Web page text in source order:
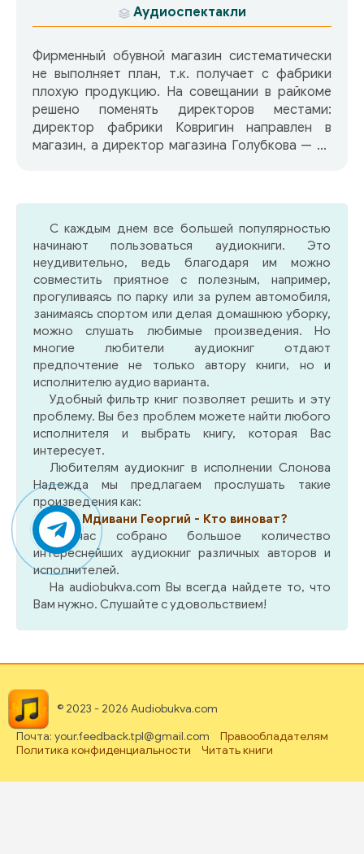
Аудиоспектакли
Фирменный обувной магазин систематически
не выполняет план, т.к. получает с фабрики
плохую продукцию. На совещании в райкоме
решено поменять директоров местами:
директор фабрики Ковригин направлен в
магазин, а директор магазина Голубкова — на
конечно, обувь — нарасхват…
С каждым днем все большей популярностью
начинают пользоваться аудиокниги. Это
неудивительно, ведь благодаря им можно
совместить приятное с полезным, например,
прогуливаясь по парку или за рулем автомобиля,
занимаясь спортом или делая домашнюю уборку,
можно слушать любимые произведения. Но
многие любители аудиокниг отдают
предпочтение не только автору книги, но и
исполнителю аудио варианта.
Удобный фильтр книг позволяет решить и эту
проблему. Вы без проблем можете найти любого
исполнителя и выбрать книгу, которая Вас
интересует.
Любителям аудиокниг в исполнении Слонова
Надежда мы предлагаем прослушать такие
произведения как:
Мдивани Георгий - Кто виноват?
У нас собрано большое количество
интереснейших аудиокниг различных авторов и
исполнителей.
На audiobukva.com Вы всегда найдете то, что
Вам нужно. Слушайте с удовольствием!
© 2023 - 2026 Audiobukva.com
Почта: your.feedback.tpl@gmail.com
Правообладателям
Политика конфиденциальности
Читать книги